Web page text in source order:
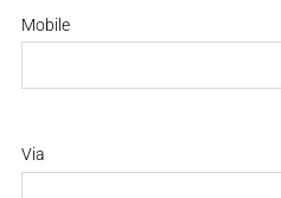
Mobile
Via